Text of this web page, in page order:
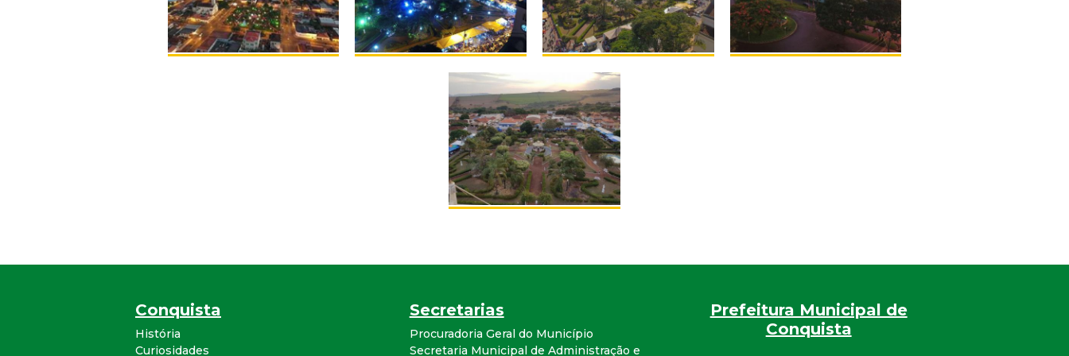
r
a
c
i
p
Conquista
História
Curiosidades
Secretarias
Procuradoria Geral do Município
Secretaria Municipal de Administração e
Prefeitura Municipal de
Conquista